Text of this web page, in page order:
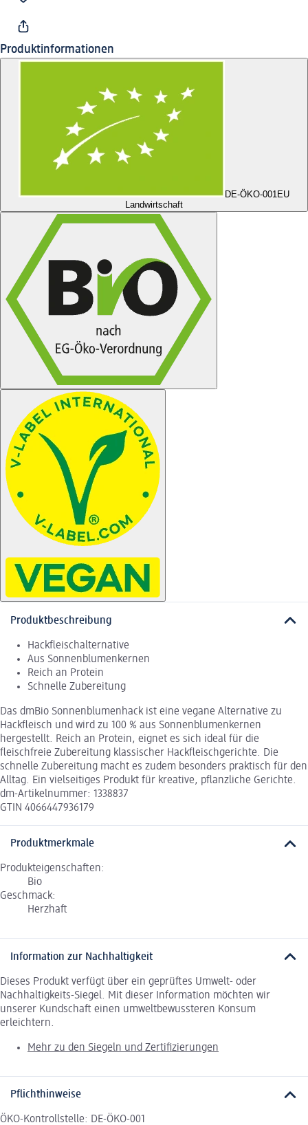
Produktinformationen
DE-ÖKO-001EU
Landwirtschaft
Produktbeschreibung
Hackfleischalternative
Aus Sonnenblumenkernen
Reich an Protein
Schnelle Zubereitung
Das dmBio Sonnenblumenhack ist eine vegane Alternative zu
Hackfleisch und wird zu 100 % aus Sonnenblumenkernen
hergestellt. Reich an Protein, eignet es sich ideal für die
fleischfreie Zubereitung klassischer Hackfleischgerichte. Die
schnelle Zubereitung macht es zudem besonders praktisch für den
Alltag. Ein vielseitiges Produkt für kreative, pflanzliche Gerichte.
dm-Artikelnummer: 1338837
GTIN 4066447936179
Produktmerkmale
Produkteigenschaften:
Bio
Geschmack:
Herzhaft
Information zur Nachhaltigkeit
Dieses Produkt verfügt über ein geprüftes Umwelt- oder
Nachhaltigkeits-Siegel. Mit dieser Information möchten wir
unserer Kundschaft einen umweltbewussteren Konsum
erleichtern.
Mehr zu den Siegeln und Zertifizierungen
Pflichthinweise
ÖKO-Kontrollstelle: DE-ÖKO-001